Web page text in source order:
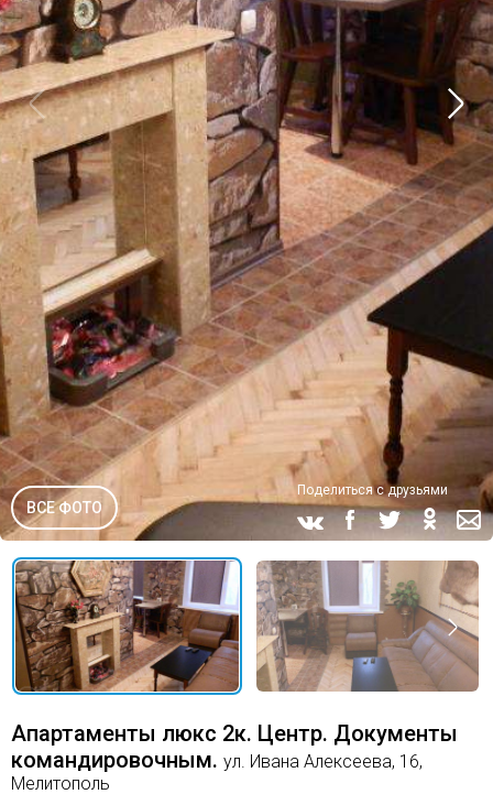
ВСЕ ФОТО
Поделиться с друзьями
Апартаменты люкс 2к. Центр. Документы
командировочным. ул. Ивана Алексеева, 16,
Мелитополь